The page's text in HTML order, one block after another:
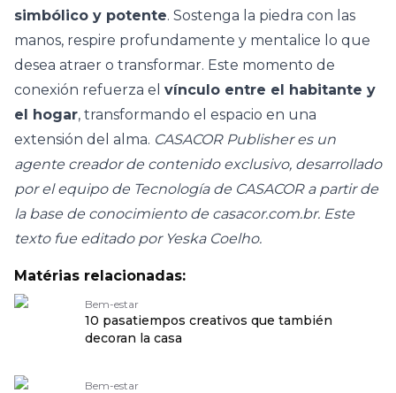
simbólico y potente. Sostenga la piedra con las
manos, respire profundamente y mentalice lo que
desea atraer o transformar. Este momento de
conexión refuerza el vínculo entre el habitante y
el hogar, transformando el espacio en una
extensión del alma. CASACOR Publisher es un
agente creador de contenido exclusivo, desarrollado
por el equipo de Tecnología de CASACOR a partir de
la base de conocimiento de casacor.com.br. Este
texto fue editado por Yeska Coelho.
Matérias relacionadas:
Bem-estar
10 pasatiempos creativos que también
decoran la casa
Bem-estar